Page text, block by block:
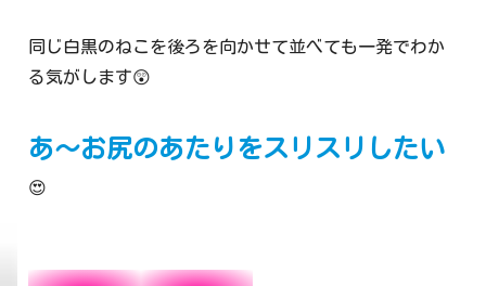
同じ白黒のねこを後ろを向かせて並べても一発でわか
る気がします😲
あ～お尻のあたりをスリスリしたい
😍